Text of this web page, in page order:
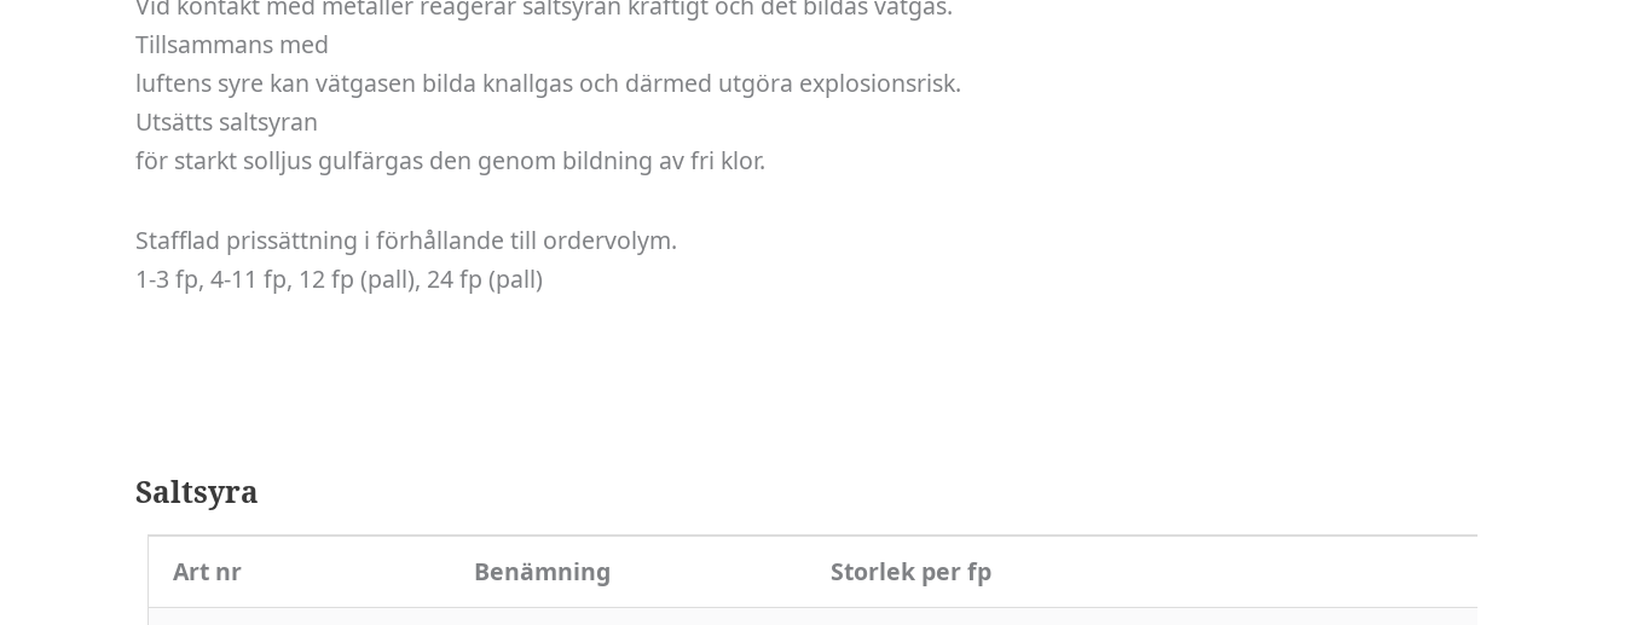
Tillsammans med
luftens syre kan vätgasen bilda knallgas och därmed utgöra explosionsrisk.
Utsätts saltsyran
för starkt solljus gulfärgas den genom bildning av fri klor.
Stafflad prissättning i förhållande till ordervolym.
1-3 fp, 4-11 fp, 12 fp (pall), 24 fp (pall)
Saltsyra
Art nr Benämning Storlek per fp